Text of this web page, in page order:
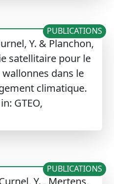
Y. & Planchon,
satellitaire pour le
dans le
climatique.
GTEO,
PUBLICATIONS
PUBLICATIONS